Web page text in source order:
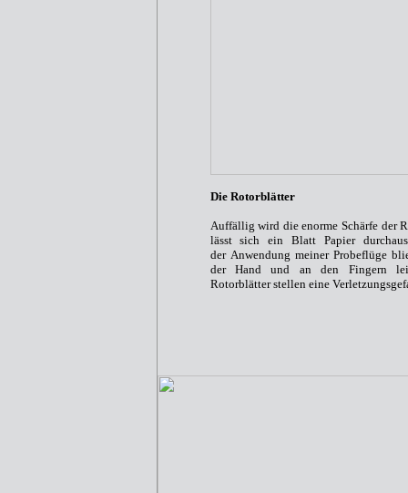
Die Rotorblätter
Auffällig wird die enorme Schärfe der
lässt sich ein Blatt Papier
der Anwendung meiner Probeflüge
der Hand und an den Fingern
Rotorblätter stellen eine